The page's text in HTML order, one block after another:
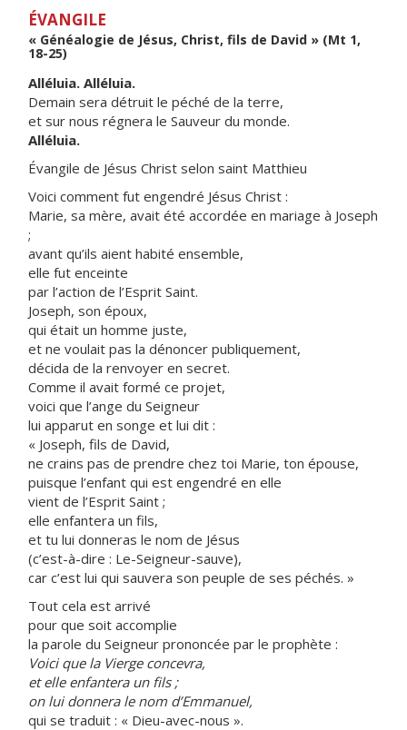
ÉVANGILE
« Généalogie de Jésus, Christ, fils de David » (Mt 1,
18-25)
Alléluia. Alléluia.
Demain sera détruit le péché de la terre,
et sur nous régnera le Sauveur du monde.
Alléluia.
Évangile de Jésus Christ selon saint Matthieu
Voici comment fut engendré Jésus Christ :
Marie, sa mère, avait été accordée en mariage à Joseph
;
avant qu’ils aient habité ensemble,
elle fut enceinte
par l’action de l’Esprit Saint.
Joseph, son époux,
qui était un homme juste,
et ne voulait pas la dénoncer publiquement,
décida de la renvoyer en secret.
Comme il avait formé ce projet,
voici que l’ange du Seigneur
lui apparut en songe et lui dit :
« Joseph, fils de David,
ne crains pas de prendre chez toi Marie, ton épouse,
puisque l’enfant qui est engendré en elle
vient de l’Esprit Saint ;
elle enfantera un fils,
et tu lui donneras le nom de Jésus
(c’est-à-dire : Le-Seigneur-sauve),
car c’est lui qui sauvera son peuple de ses péchés. »
Tout cela est arrivé
pour que soit accomplie
la parole du Seigneur prononcée par le prophète :
Voici que la Vierge concevra,
et elle enfantera un fils ;
on lui donnera le nom d’Emmanuel,
qui se traduit : « Dieu-avec-nous ».